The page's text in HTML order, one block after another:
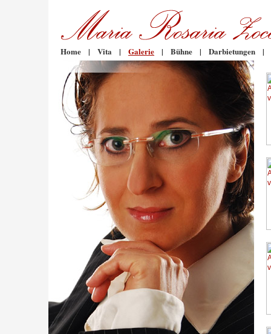
Home | Vita | Galerie | Bühne | Darbietungen |